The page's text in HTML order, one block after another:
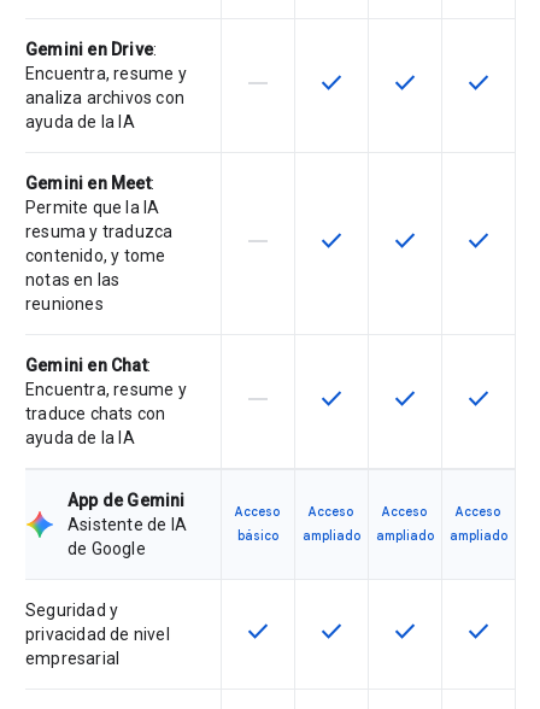
Gemini en Drive:
Encuentra, resume y
analiza archivos con
ayuda de la IA
Esta función no está disponible en
horizontal_rule Esta función está
check Esta función
check Esta
check
Gemini en Meet:
Permite que la IA
resuma y traduzca
contenido, y tome
notas en las
reuniones
Esta función no está disponible en
horizontal_rule Esta función está
check Esta función
check Esta
check
Gemini en Chat:
Encuentra, resume y
traduce chats con
ayuda de la IA
Esta función no está disponible en
horizontal_rule Esta función está
check Esta función
check Esta
check
App de Gemini
Asistente de IA
de Google
Acceso
básico
Acceso
ampliado
Acceso
ampliado
Acceso
ampliado
Seguridad y
privacidad de nivel
empresarial
Esta función está disponible en
check Esta función está
check Esta función
check Esta
check